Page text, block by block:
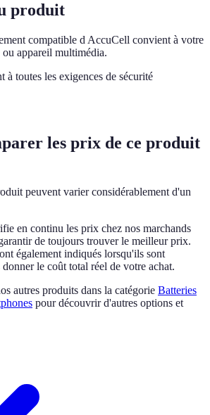
produit
compatible d AccuCell convient à votre
appareil multimédia.
à toutes les exigences de sécurité
les prix de ce produit
peuvent varier considérablement d'un
en continu les prix chez nos marchands
de toujours trouver le meilleur prix.
également indiqués lorsqu'ils sont
le coût total réel de votre achat.
autres produits dans la catégorie Batteries
pour découvrir d'autres options et